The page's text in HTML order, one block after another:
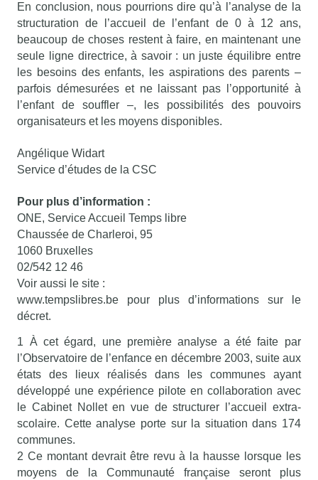
En conclusion, nous pourrions dire qu’à l’analyse de la
structuration de l’accueil de l’enfant de 0 à 12 ans,
beaucoup de choses restent à faire, en maintenant une
seule ligne directrice, à savoir : un juste équilibre entre
les besoins des enfants, les aspirations des parents –
parfois démesurées et ne laissant pas l’opportunité à
l’enfant de souffler –, les possibilités des pouvoirs
organisateurs et les moyens disponibles.
Angélique Widart
Service d’études de la CSC
Pour plus d’information :
ONE, Service Accueil Temps libre
Chaussée de Charleroi, 95
1060 Bruxelles
02/542 12 46
Voir aussi le site :
www.tempslibres.be pour plus d’informations sur le
décret.
1 À cet égard, une première analyse a été faite par
l’Observatoire de l’enfance en décembre 2003, suite aux
états des lieux réalisés dans les communes ayant
développé une expérience pilote en collaboration avec
le Cabinet Nollet en vue de structurer l’accueil extra-
scolaire. Cette analyse porte sur la situation dans 174
communes.
2 Ce montant devrait être revu à la hausse lorsque les
moyens de la Communauté française seront plus